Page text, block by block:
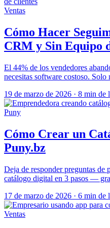
Ventas
Cómo Hacer
CRM y Sin Equipo
El 44% de los vendedores
necesitas software costoso. Solo
19 de marzo de 2026 · 8 min de
Puny
Cómo Crear un
Puny.bz
Deja de responder preguntas
catálogo digital en 3 pasos —
17 de marzo de 2026 · 6 min de
Ventas